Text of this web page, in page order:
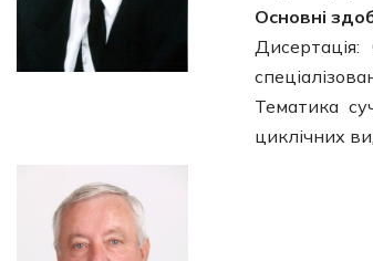
Основні
Дисертація:
Тематика
циклічних